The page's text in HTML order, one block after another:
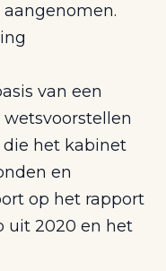
van een
die het kabinet
en
op het rapport
uit 2020 en het